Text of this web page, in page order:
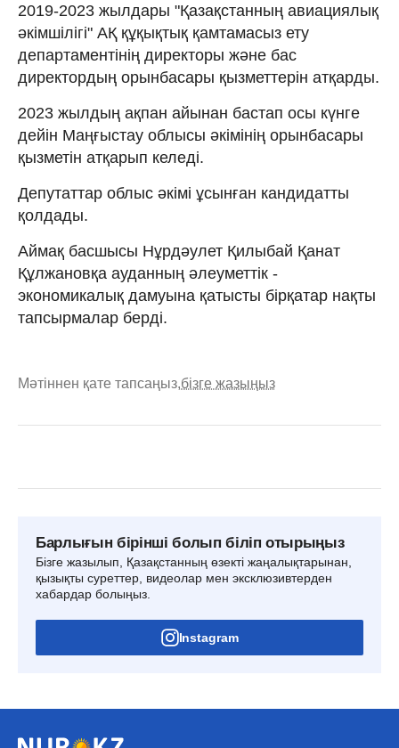
2019-2023 жылдары "Қазақстанның авиациялық
әкімшілігі" АҚ құқықтық қамтамасыз ету
департаментінің директоры және бас
директордың орынбасары қызметтерін атқарды.
2023 жылдың ақпан айынан бастап осы күнге
дейін Маңғыстау облысы әкімінің орынбасары
қызметін атқарып келеді.
Депутаттар облыс әкімі ұсынған кандидатты
қолдады.
Аймақ басшысы Нұрдәулет Қилыбай Қанат
Құлжановқа ауданның әлеуметтік -
экономикалық дамуына қатысты бірқатар нақты
тапсырмалар берді.
Мәтіннен қате тапсаңыз,бізге жазыңыз
Барлығын бірінші болып біліп отырыңыз
Бізге жазылып, Қазақстанның өзекті жаңалықтарынан,
қызықты суреттер, видеолар мен эксклюзивтерден
хабардар болыңыз.
Instagram